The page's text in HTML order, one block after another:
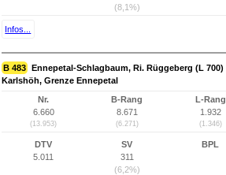
(8,1%)
Infos...
B 483 Ennepetal-Schlagbaum, Ri. Rüggeberg (L
Karlshöh, Grenze Ennepetal
Nr.
6.660
(13.953)
B-Rang
8.671
(6.271)
L-Rang
1.932
(1.346)
DTV
5.011
SV
311
(6,2%)
BPL